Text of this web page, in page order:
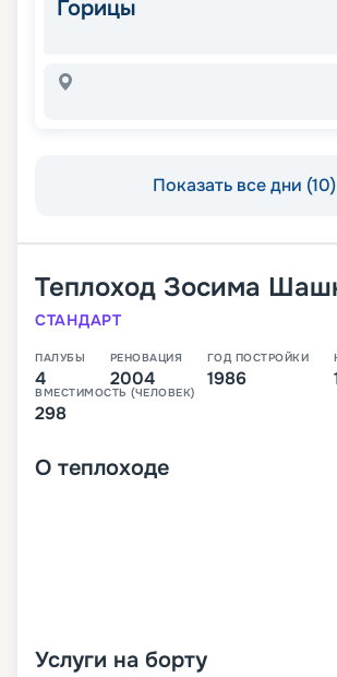
Горицы
Показать все дни (10)
Теплоход Зосима
СТАНДАРТ
ПАЛУБЫ
4
РЕНОВАЦИЯ
2004
ГОД ПОСТРОЙКИ
1986
ВМЕСТИМОСТЬ (ЧЕЛОВЕК)
298
О теплоходе
Услуги на борту